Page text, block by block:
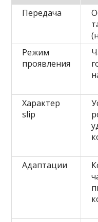
Передача
Режим
проявления
Характер
slip
Адаптации